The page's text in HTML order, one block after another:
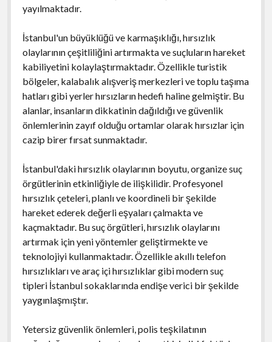
yayılmaktadır.
İstanbul'un büyüklüğü ve karmaşıklığı, hırsızlık
olaylarının çeşitliliğini artırmakta ve suçluların hareket
kabiliyetini kolaylaştırmaktadır. Özellikle turistik
bölgeler, kalabalık alışveriş merkezleri ve toplu taşıma
hatları gibi yerler hırsızların hedefi haline gelmiştir. Bu
alanlar, insanların dikkatinin dağıldığı ve güvenlik
önlemlerinin zayıf olduğu ortamlar olarak hırsızlar için
cazip birer fırsat sunmaktadır.
İstanbul'daki hırsızlık olaylarının boyutu, organize suç
örgütlerinin etkinliğiyle de ilişkilidir. Profesyonel
hırsızlık çeteleri, planlı ve koordineli bir şekilde
hareket ederek değerli eşyaları çalmakta ve
kaçmaktadır. Bu suç örgütleri, hırsızlık olaylarını
artırmak için yeni yöntemler geliştirmekte ve
teknolojiyi kullanmaktadır. Özellikle akıllı telefon
hırsızlıkları ve araç içi hırsızlıklar gibi modern suç
tipleri İstanbul sokaklarında endişe verici bir şekilde
yaygınlaşmıştır.
Yetersiz güvenlik önlemleri, polis teşkilatının